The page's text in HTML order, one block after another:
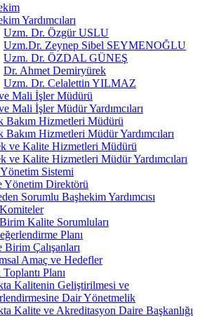
Yardımcıları
Uzm. Dr. Özgür USLU
Uzm.Dr. Zeynep Sibel SEYMENOĞLU
Uzm. Dr. ÖZDAL GÜNEŞ
Dr. Ahmet Demiryürek
Uzm. Dr. Celalettin YILMAZ
Mali İşler Müdürü
Mali İşler Müdür Yardımcıları
Bakım Hizmetleri Müdürü
Bakım Hizmetleri Müdür Yardımcıları
ve Kalite Hizmetleri Müdürü
ve Kalite Hizmetleri Müdür Yardımcıları
Sistemi
Yönetim Direktörü
Sorumlu Başhekim Yardımcısı
Kalite Sorumluları
Planı
Birim Çalışanları
Amaç ve Hedefler
Toplantı Planı
Kalitenin Geliştirilmesi ve
Dair Yönetmelik
Kalite ve Akreditasyon Daire Başkanlığı